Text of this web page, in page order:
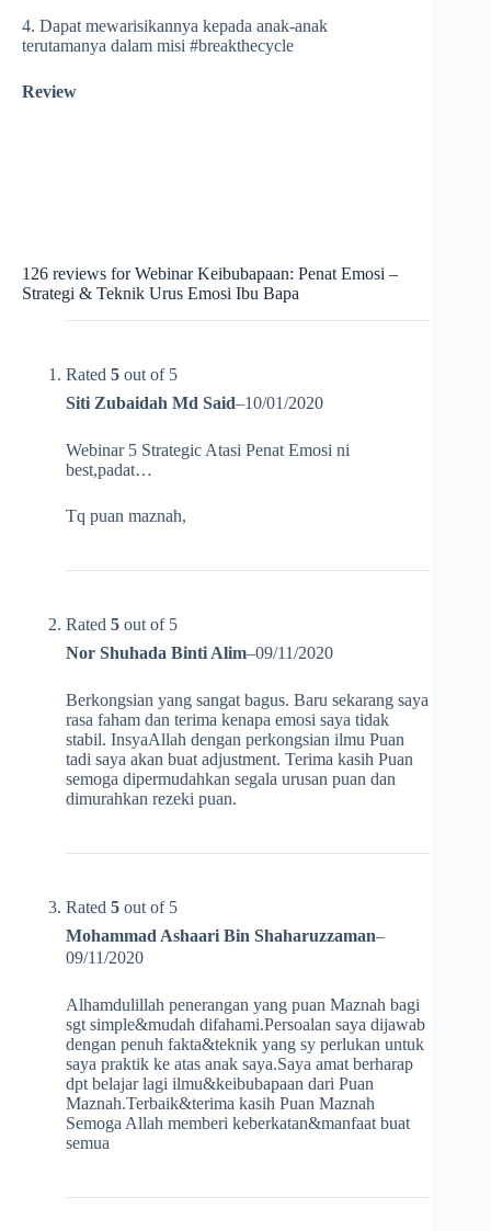
4. Dapat mewarisikannya kepada anak-anak
terutamanya dalam misi #breakthecycle
Review
126 reviews forWebinar Keibubapaan: Penat Emosi –
Strategi & Teknik Urus Emosi Ibu Bapa
Rated 5 out of 5
Siti Zubaidah Md Said–10/01/2020
Webinar 5 Strategic Atasi Penat Emosi ni
best,padat…
Tq puan maznah,
Rated 5 out of 5
Nor Shuhada Binti Alim–09/11/2020
Berkongsian yang sangat bagus. Baru sekarang saya
rasa faham dan terima kenapa emosi saya tidak
stabil. InsyaAllah dengan perkongsian ilmu Puan
tadi saya akan buat adjustment. Terima kasih Puan
semoga dipermudahkan segala urusan puan dan
dimurahkan rezeki puan.
Rated 5 out of 5
Mohammad Ashaari Bin Shaharuzzaman–
09/11/2020
Alhamdulillah penerangan yang puan Maznah bagi
sgt simple&mudah difahami.Persoalan saya dijawab
dengan penuh fakta&teknik yang sy perlukan untuk
saya praktik ke atas anak saya.Saya amat berharap
dpt belajar lagi ilmu&keibubapaan dari Puan
Maznah.Terbaik&terima kasih Puan Maznah
Semoga Allah memberi keberkatan&manfaat buat
semua